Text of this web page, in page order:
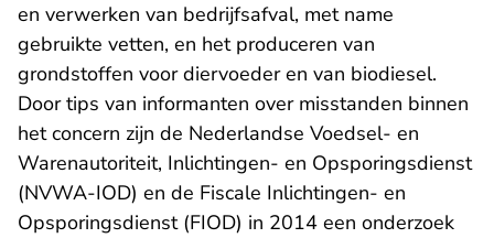
en verwerken van bedrijfsafval, met name
gebruikte vetten, en het produceren van
grondstoffen voor diervoeder en van biodiesel.
Door tips van informanten over misstanden binnen
het concern zijn de Nederlandse Voedsel- en
Warenautoriteit, Inlichtingen- en Opsporingsdienst
(NVWA-IOD) en de Fiscale Inlichtingen- en
Opsporingsdienst (FIOD) in 2014 een onderzoek